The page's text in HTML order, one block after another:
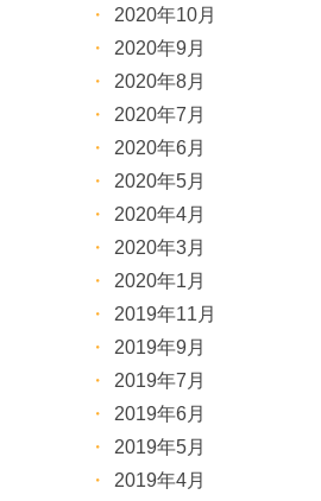
2020年10月
2020年9月
2020年8月
2020年7月
2020年6月
2020年5月
2020年4月
2020年3月
2020年1月
2019年11月
2019年9月
2019年7月
2019年6月
2019年5月
2019年4月